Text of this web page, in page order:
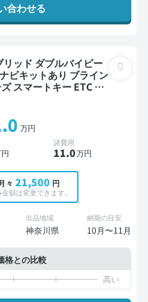
合わせる
リッド ダブルバイビー
ビキットあり ブライン
スマートキー ETC バ
.0 万円
諸費用
11.0万円
月々 21,500 円
金額は変更できます。
出品地域
神奈川県
納期の目安
10月〜11月
格との比較